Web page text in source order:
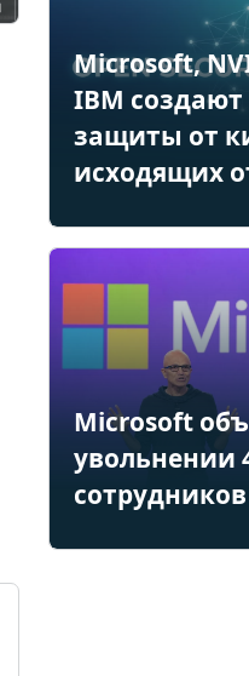
Microsoft,
IBM создают
защиты от
исходящих
Microsoft
увольнении
сотрудников